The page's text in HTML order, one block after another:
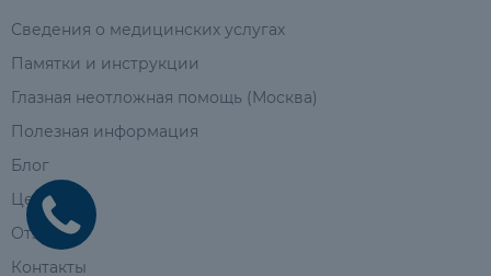
Сведения о медицинских услугах
Памятки и инструкции
Глазная неотложная помощь (Москва)
Полезная информация
Блог
Цены
Отзывы
Контакты